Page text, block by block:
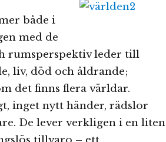
både i
med de
rumsperspektiv leder till
liv, död och åldrande;
det finns flera världar.
inget nytt händer, rädslor
De lever verkligen i en liten